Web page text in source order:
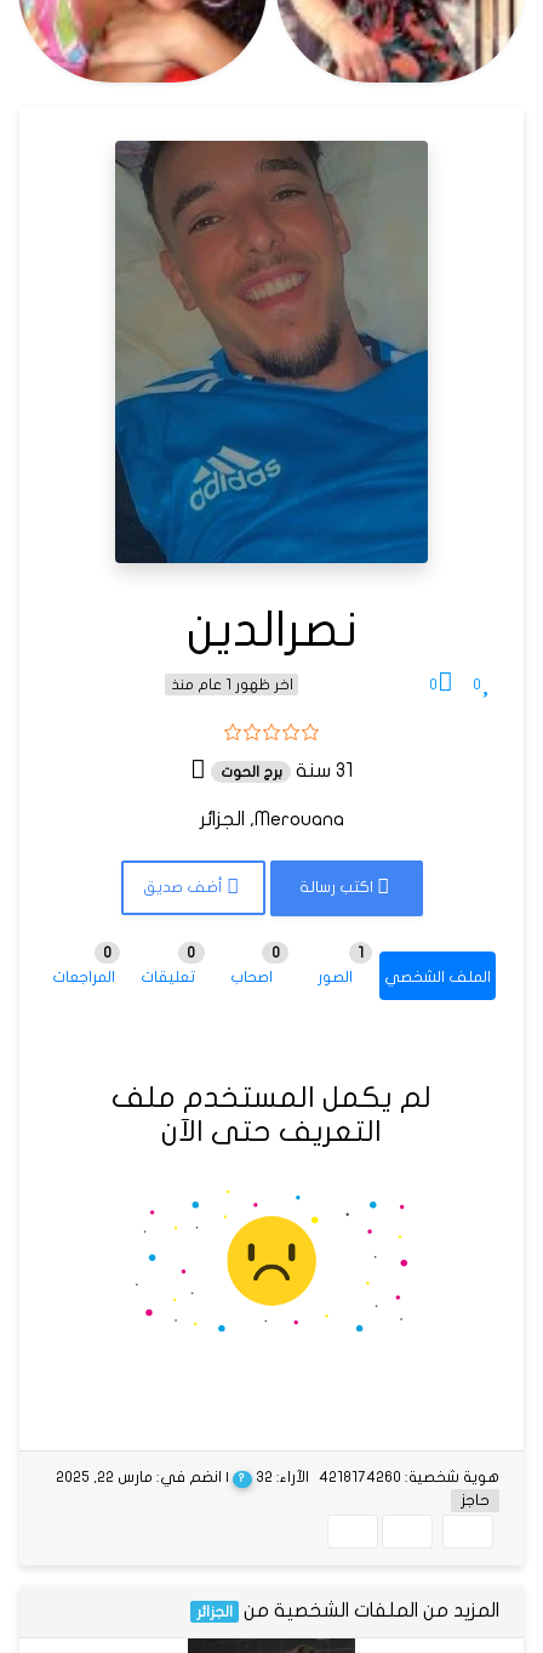
نصرالدين
0
0 اخر ظهور 1 عام منذ
31 سنة برج الحوت
Merouana, الجزائر
اكتب رسالة أضف صديق
الملف الشخصي الصور اصحاب
0
تعليقات
0
المراجعات
0
لم يكمل المستخدم ملف
التعريف حتى الآن
الآراء: 32 ? | انضم في: مارس 22, 2025
هوية شخصية: 4218174260
حاجز
المزيد من الملفات الشخصية من الجزائر